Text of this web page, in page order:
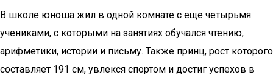
В школе юноша жил в одной комнате с еще четырьмя
учениками, с которыми на занятиях обучался чтению,
арифметики, истории и письму. Также принц, рост которого
составляет 191 см, увлекся спортом и достиг успехов в